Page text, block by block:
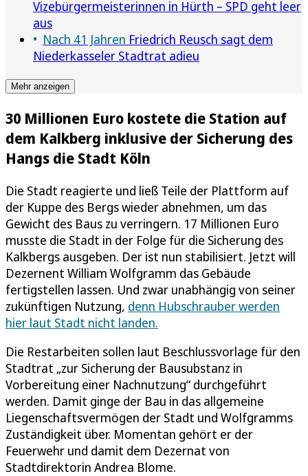
Vizebürgermeisterinnen in Hürth – SPD geht leer
aus
Nach 41 Jahren Friedrich Reusch sagt dem
Niederkasseler Stadtrat adieu
Mehr anzeigen
30 Millionen Euro kostete die Station auf
dem Kalkberg inklusive der Sicherung des
Hangs die Stadt Köln
Die Stadt reagierte und ließ Teile der Plattform auf
der Kuppe des Bergs wieder abnehmen, um das
Gewicht des Baus zu verringern. 17 Millionen Euro
musste die Stadt in der Folge für die Sicherung des
Kalkbergs ausgeben. Der ist nun stabilisiert. Jetzt will
Dezernent William Wolfgramm das Gebäude
fertigstellen lassen. Und zwar unabhängig von seiner
zukünftigen Nutzung, denn Hubschrauber werden
hier laut Stadt nicht landen.
Die Restarbeiten sollen laut Beschlussvorlage für den
Stadtrat „zur Sicherung der Bausubstanz in
Vorbereitung einer Nachnutzung“ durchgeführt
werden. Damit ginge der Bau in das allgemeine
Liegenschaftsvermögen der Stadt und Wolfgramms
Zuständigkeit über. Momentan gehört er der
Feuerwehr und damit dem Dezernat von
Stadtdirektorin Andrea Blome.